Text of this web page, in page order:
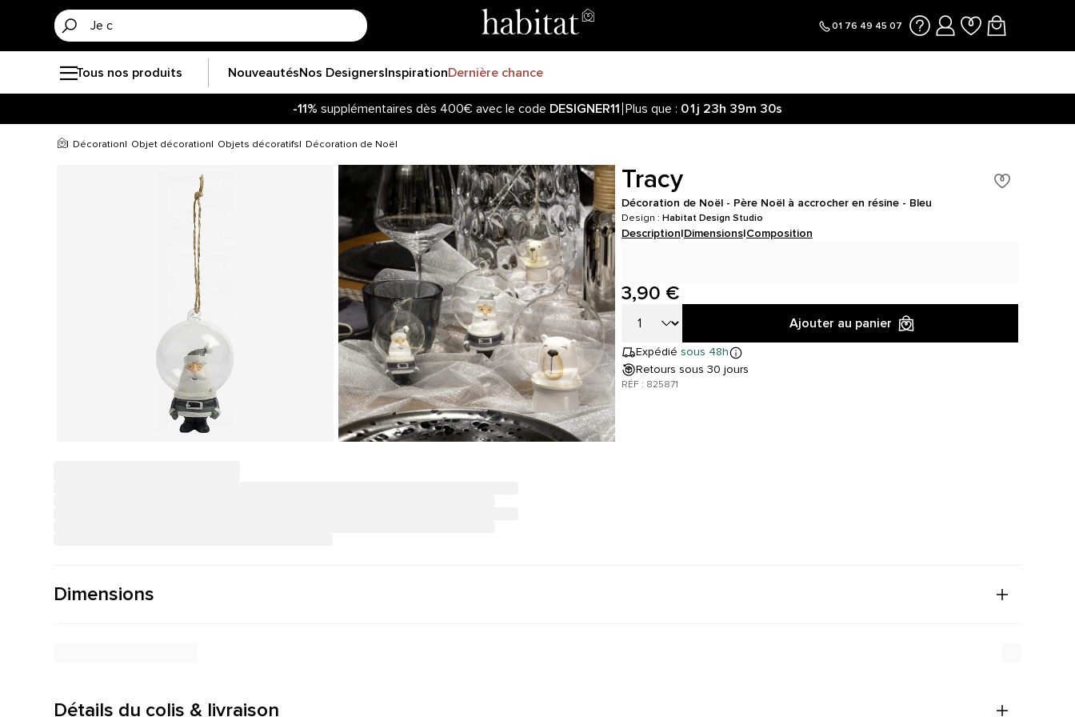
01 76 49 45 07
Tous nos produits NouveautésNos DesignersInspirationDernière chance
-11% supplémentaires dès 400€ avec le code DESIGNER11 Plus que : 01j 23h 39m 30s
Décoration Objet décoration Objets décoratifs Décoration de Noël
Tracy
Décoration de Noël - Père Noël à accrocher en résine - Bleu
Design : Habitat Design Studio
Description|Dimensions|Composition
3,90 €
Ajouter au panier
Expédié sous 48h
Retours sous 30 jours
RÉF : 825871
Dimensions
Détails du colis & livraison